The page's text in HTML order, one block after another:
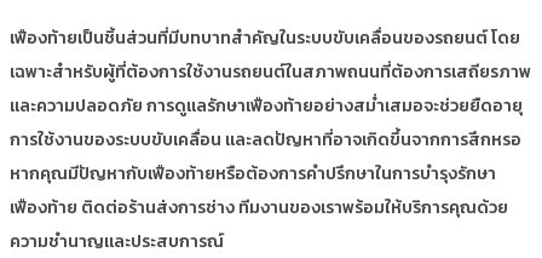
เฟืองท้ายเป็นชิ้นส่วนที่มีบทบาทสำคัญในระบบขับเคลื่อนของรถยนต์ โดย
เฉพาะสำหรับผู้ที่ต้องการใช้งานรถยนต์ในสภาพถนนที่ต้องการเสถียรภาพ
และความปลอดภัย การดูแลรักษาเฟืองท้ายอย่างสม่ำเสมอจะช่วยยืดอายุ
การใช้งานของระบบขับเคลื่อน และลดปัญหาที่อาจเกิดขึ้นจากการสึกหรอ
หากคุณมีปัญหากับเฟืองท้ายหรือต้องการคำปรึกษาในการบำรุงรักษา
เฟืองท้าย ติดต่อร้านส่งการช่าง ทีมงานของเราพร้อมให้บริการคุณด้วย
ความชำนาญและประสบการณ์